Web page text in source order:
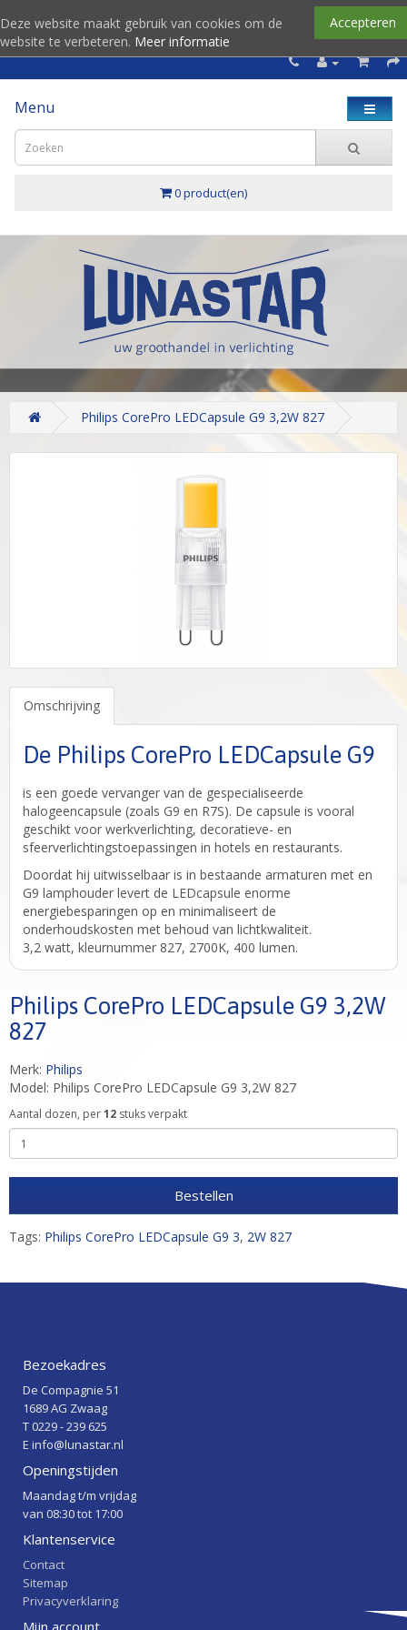
Accepteren
Deze website maakt gebruik van cookies om de
website te verbeteren. Meer informatie
Menu
0 product(en)
Philips CorePro LEDCapsule G9 3,2W 827
Omschrijving
De Philips CorePro LEDCapsule G9
is een goede vervanger van de gespecialiseerde
halogeencapsule (zoals G9 en R7S). De capsule is vooral
geschikt voor werkverlichting, decoratieve- en
sfeerverlichtingstoepassingen in hotels en restaurants.
Doordat hij uitwisselbaar is in bestaande armaturen met en
G9 lamphouder levert de LEDcapsule enorme
energiebesparingen op en minimaliseert de
onderhoudskosten met behoud van lichtkwaliteit.
3,2 watt, kleurnummer 827, 2700K, 400 lumen.
Philips CorePro LEDCapsule G9 3,2W
827
Merk: Philips
Model: Philips CorePro LEDCapsule G9 3,2W 827
Aantal dozen, per12 stuks verpakt
Bestellen
Tags: Philips CorePro LEDCapsule G9 3, 2W 827
Bezoekadres
De Compagnie 51
1689 AG Zwaag
T 0229 - 239 625
E info@lunastar.nl
Openingstijden
Maandag t/m vrijdag
van 08:30 tot 17:00
Klantenservice
Contact
Sitemap
Privacyverklaring
Mijn account